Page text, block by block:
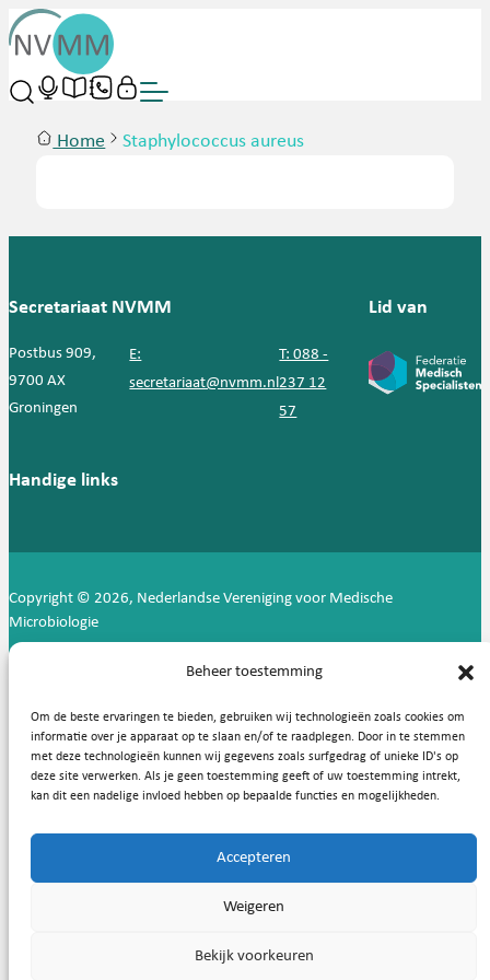
Beheer toestemming
Om de beste ervaringen te bieden, gebruiken wij technologieën zoals cookies om
informatie over je apparaat op te slaan en/of te raadplegen. Door in te stemmen
met deze technologieën kunnen wij gegevens zoals surfgedrag of unieke ID's op
deze site verwerken. Als je geen toestemming geeft of uw toestemming intrekt,
kan dit een nadelige invloed hebben op bepaalde functies en mogelijkheden.
Accepteren
Weigeren
Bekijk voorkeuren
Home Staphylococcus aureus
Secretariaat NVMM
Postbus 909,
9700 AX
Groningen
E:
secretariaat@nvmm.nl
T: 088 -
237 12
57
Lid van
Handige links
Copyright © 2026, Nederlandse Vereniging voor Medische
Microbiologie